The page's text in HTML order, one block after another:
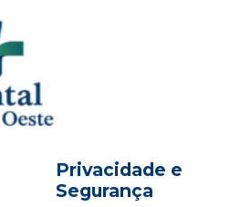
Privacidade e
Segurança